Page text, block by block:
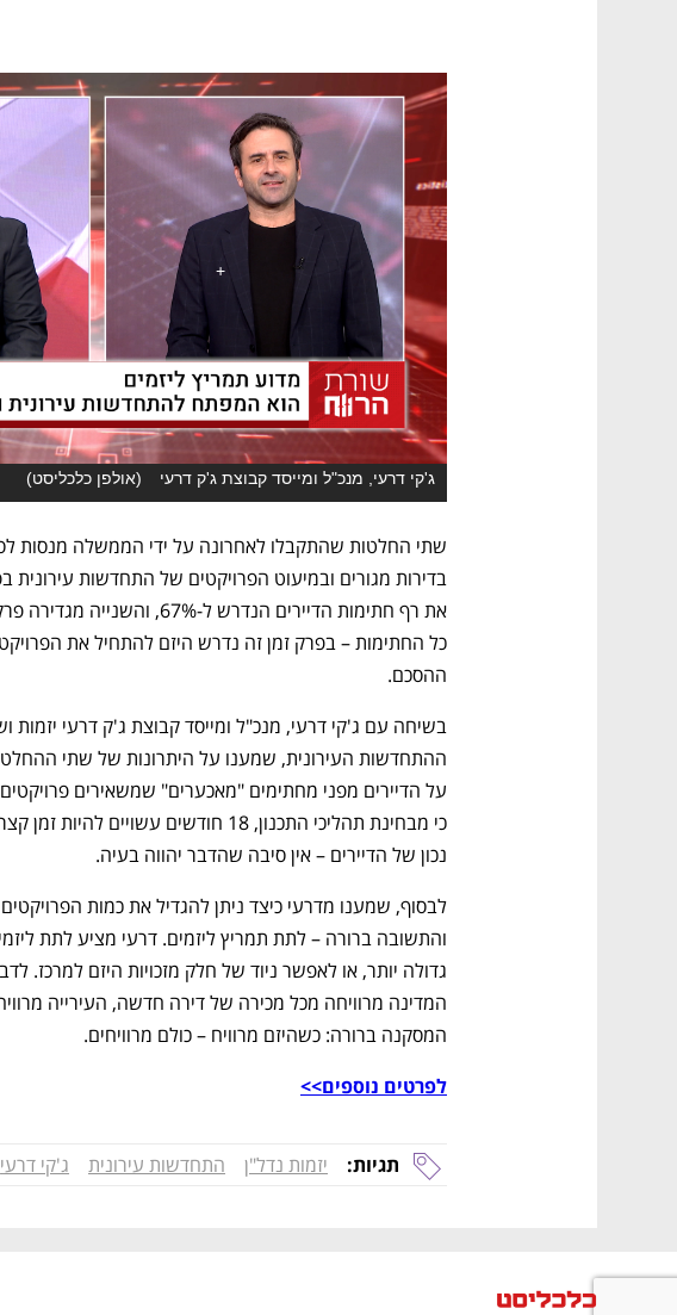
ג'קי דרעי, מנכ"ל ומייסד קבוצת ג'ק דרעי (אולפן כלכליסט)
ההסכם.
נכון של הדיירים – אין סיבה שהדבר יהווה בעיה.
המסקנה ברורה: כשהיזם מרוויח – כולם מרוויחים.
לפרטים נוספים>>
תגיות: יזמות נדל"ן התחדשות עירונית ג'קי דרעי